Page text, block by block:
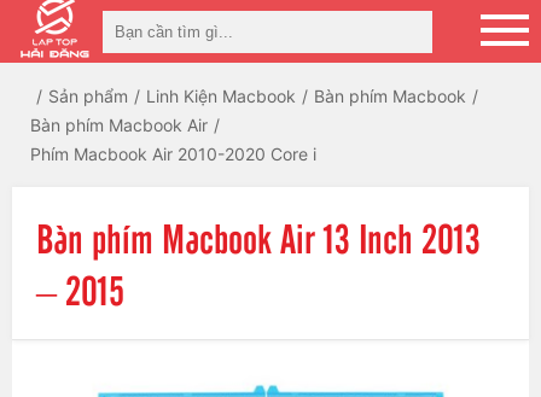
Sản phẩm Linh Kiện Macbook
Bàn phím Macbook
Bàn phím Macbook Air
Phím Macbook Air 2010-2020 Core i
Bàn phím Macbook Air 13 Inch 2013
– 2015